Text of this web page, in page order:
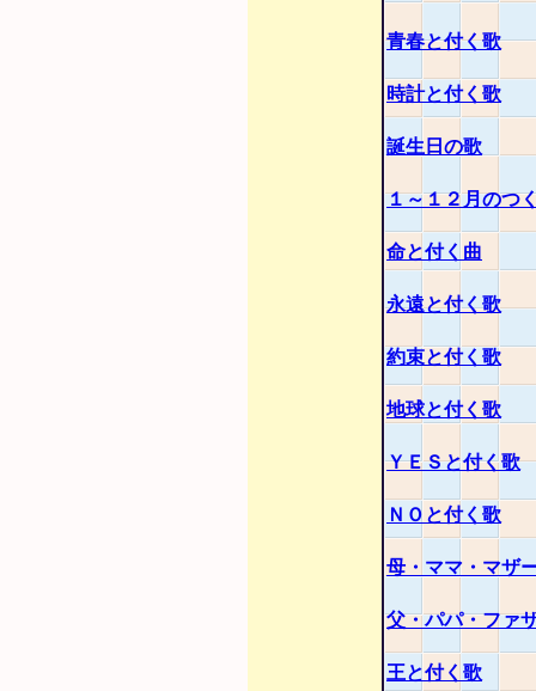
青春と付く歌
時計と付く歌
誕生日の歌
１～１２月のつ
命と付く曲
永遠と付く歌
約束と付く歌
地球と付く歌
ＹＥＳと付く歌
ＮＯと付く歌
母・ママ・マザ
父・パパ・ファ
王と付く歌